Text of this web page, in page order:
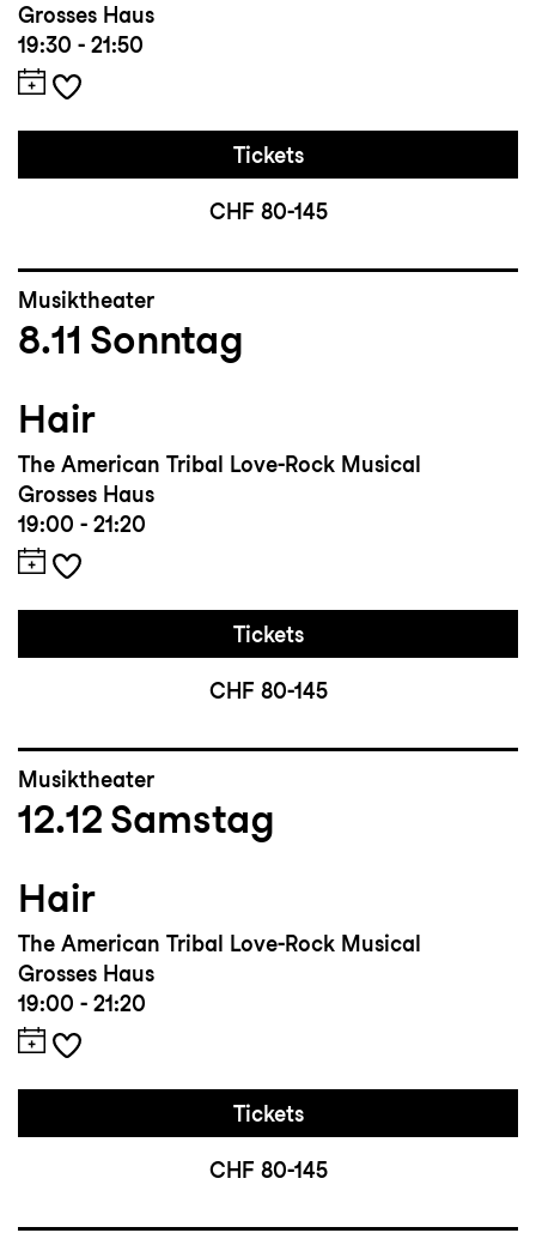
Grosses Haus
19:30 - 21:50
Tickets
CHF 80-145
Musiktheater
8.11 Sonntag
Hair
The American Tribal Love-Rock Musical
Grosses Haus
19:00 - 21:20
Tickets
CHF 80-145
Musiktheater
12.12 Samstag
Hair
The American Tribal Love-Rock Musical
Grosses Haus
19:00 - 21:20
Tickets
CHF 80-145